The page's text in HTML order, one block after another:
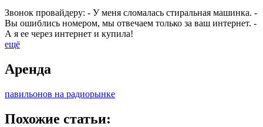
Звонок провайдеру: - У меня сломалась стиральная машинка. -
Вы ошиблись номером, мы отвечаем только за ваш интернет. -
А я ее через интернет и купила!
ещё
Аренда
павильонов на радиорынке
Похожие статьи: